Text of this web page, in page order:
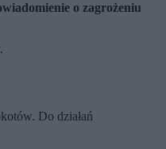
o zagrożeniu
Do działań